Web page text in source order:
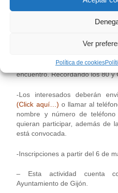
Ver
Política de cookies
las que se encuentran dos
sobre papel vegetal de ese
Rodríguez del Valle, fundadora
aniversario de la
encuentro. Recordando los 80 y
-Los interesados deberán
(Click aquí…) o llamar al
nombre y número de
quieran participar, además de
está convocada.
-Inscripciones a partir del 6 de
– Esta actividad cuenta
Ayuntamiento de Gijón.